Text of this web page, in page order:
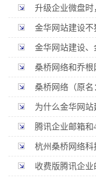
升级企业微盘
金华网站建设
金华网站建设、
桑桥网络和乔根
桑桥网络（原名
为什么金华网站
腾讯企业邮箱和
杭州桑桥网络科
收费版腾讯企